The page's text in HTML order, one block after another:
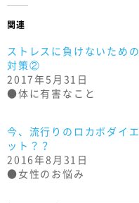
関連
ストレスに負けないための
対策②
2017年5月31日
●体に有害なこと
今、流行りのロカボダイエ
ット？？
2016年8月31日
●女性のお悩み